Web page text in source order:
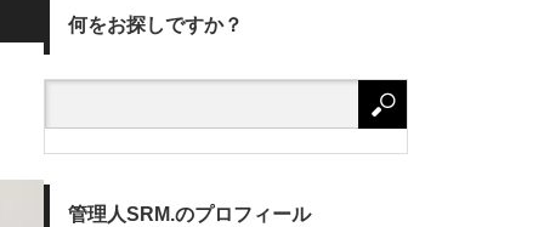
何をお探しですか？
管理人SRM.のプロフィール